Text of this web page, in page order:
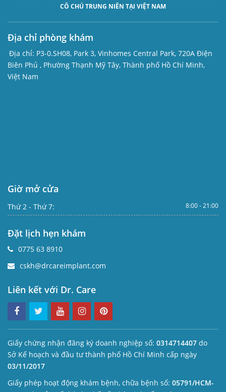
CÔ CHÚ TRUNG NIÊN TẠI VIỆT NAM
Địa chỉ phòng khám
Địa chỉ: P3-0.SH08, Park 3, Vinhomes Central Park, 720A Điện
Biên Phủ , Phường Thạnh Mỹ Tây, Thành phố Hồ Chí Minh,
Việt Nam
Giờ mở cửa
Thứ 2 - Thứ 7: 8:00 - 21:00
Đặt lịch hẹn khám
0775 63 8910
cskh@drcareimplant.com
Liên kết với Dr. Care
Giấy chứng nhận đăng ký doanh nghiệp số: 0314714407 do
Sở Kế hoạch và đầu tư thành phố Hồ Chí Minh cấp ngày
03/11/2017
Giấy phép hoạt động khám bệnh, chữa bệnh số: 05791/HCM-